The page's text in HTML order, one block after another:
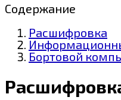
Содержание
Расшифровка
Бортовой